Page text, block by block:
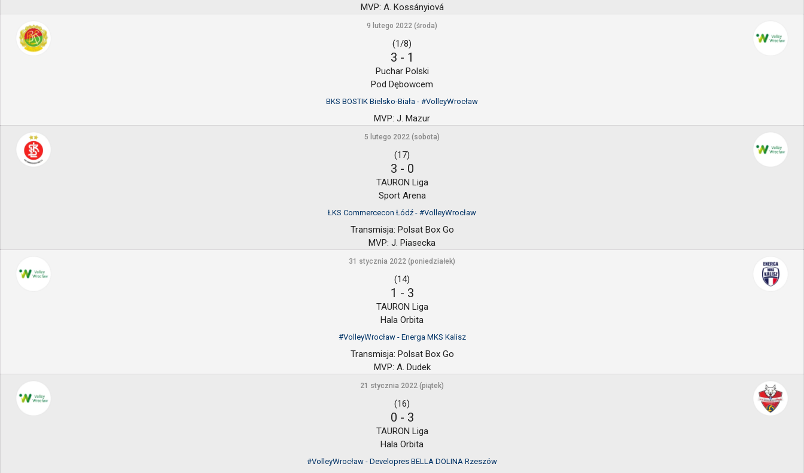
MVP: A. Kossányiová
9 lutego 2022 (środa)
(1/8)
3 - 1
Puchar Polski
Pod Dębowcem
BKS BOSTIK Bielsko-Biała - #VolleyWrocław
MVP: J. Mazur
5 lutego 2022 (sobota)
(17)
3 - 0
TAURON Liga
Sport Arena
ŁKS Commercecon Łódź - #VolleyWrocław
Transmisja: Polsat Box Go
MVP: J. Piasecka
31 stycznia 2022 (poniedziałek)
(14)
1 - 3
TAURON Liga
Hala Orbita
#VolleyWrocław - Energa MKS Kalisz
Transmisja: Polsat Box Go
MVP: A. Dudek
21 stycznia 2022 (piątek)
(16)
0 - 3
TAURON Liga
Hala Orbita
#VolleyWrocław - Developres BELLA DOLINA Rzeszów